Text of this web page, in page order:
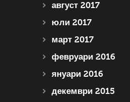
август 2017
юли 2017
март 2017
февруари 2016
януари 2016
декември 2015